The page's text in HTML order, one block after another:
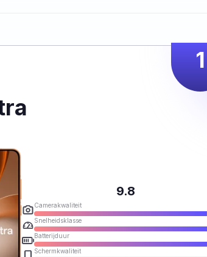
1
9.8
Camerakwaliteit
Snelheidsklasse
Batterijduur
Schermkwaliteit